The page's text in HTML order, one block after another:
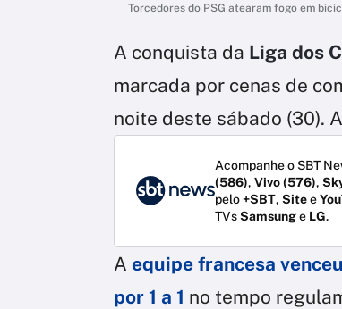
Torcedores do PSG atearam fogo em
A conquista da Liga dos
marcada por cenas de
noite deste sábado (30).
Acompanhe o SBT
(586), Vivo (576),
pelo+SBT, Sitee
TVsSamsunge LG.
A equipe francesa
por 1 a 1 no tempo